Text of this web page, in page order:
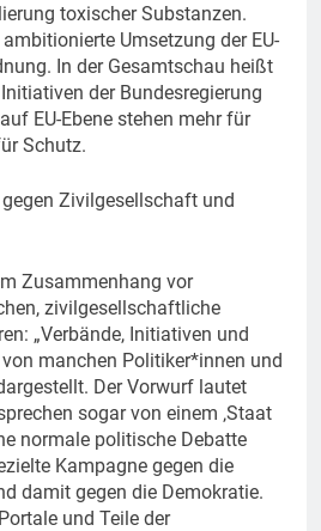
toxischer Substanzen.
Umsetzung der EU-
In der Gesamtschau heißt
der Bundesregierung
EU-Ebene stehen mehr für
Schutz.
Zivilgesellschaft und
Zusammenhang vor
zivilgesellschaftliche
„Verbände, Initiativen und
manchen Politiker*innen und
Der Vorwurf lautet
sogar von einem ‚Staat
normale politische Debatte
Kampagne gegen die
damit gegen die Demokratie.
und Teile der